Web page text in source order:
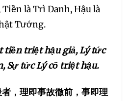
104
110 111
114 115
Tiền là Trì Danh, Hậu là
Tướng.
tiền triệt hậu giả, Lý tức
Sự tức Lý cố triệt hậu.
，理即事故徹前，事即理